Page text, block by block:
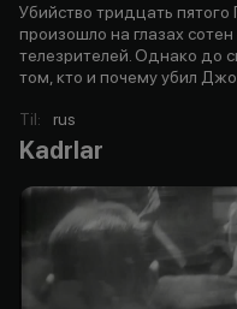
Убийство тридцать
произошло на глазах
телезрителей. Однако до
том, кто и почему убил
Til: rus
Kadrlar